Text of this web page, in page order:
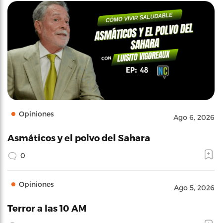
Opiniones Ago 6, 2026
Asmáticos y el polvo del Sahara
0
Opiniones Ago 5, 2026
Terror a las 10 AM